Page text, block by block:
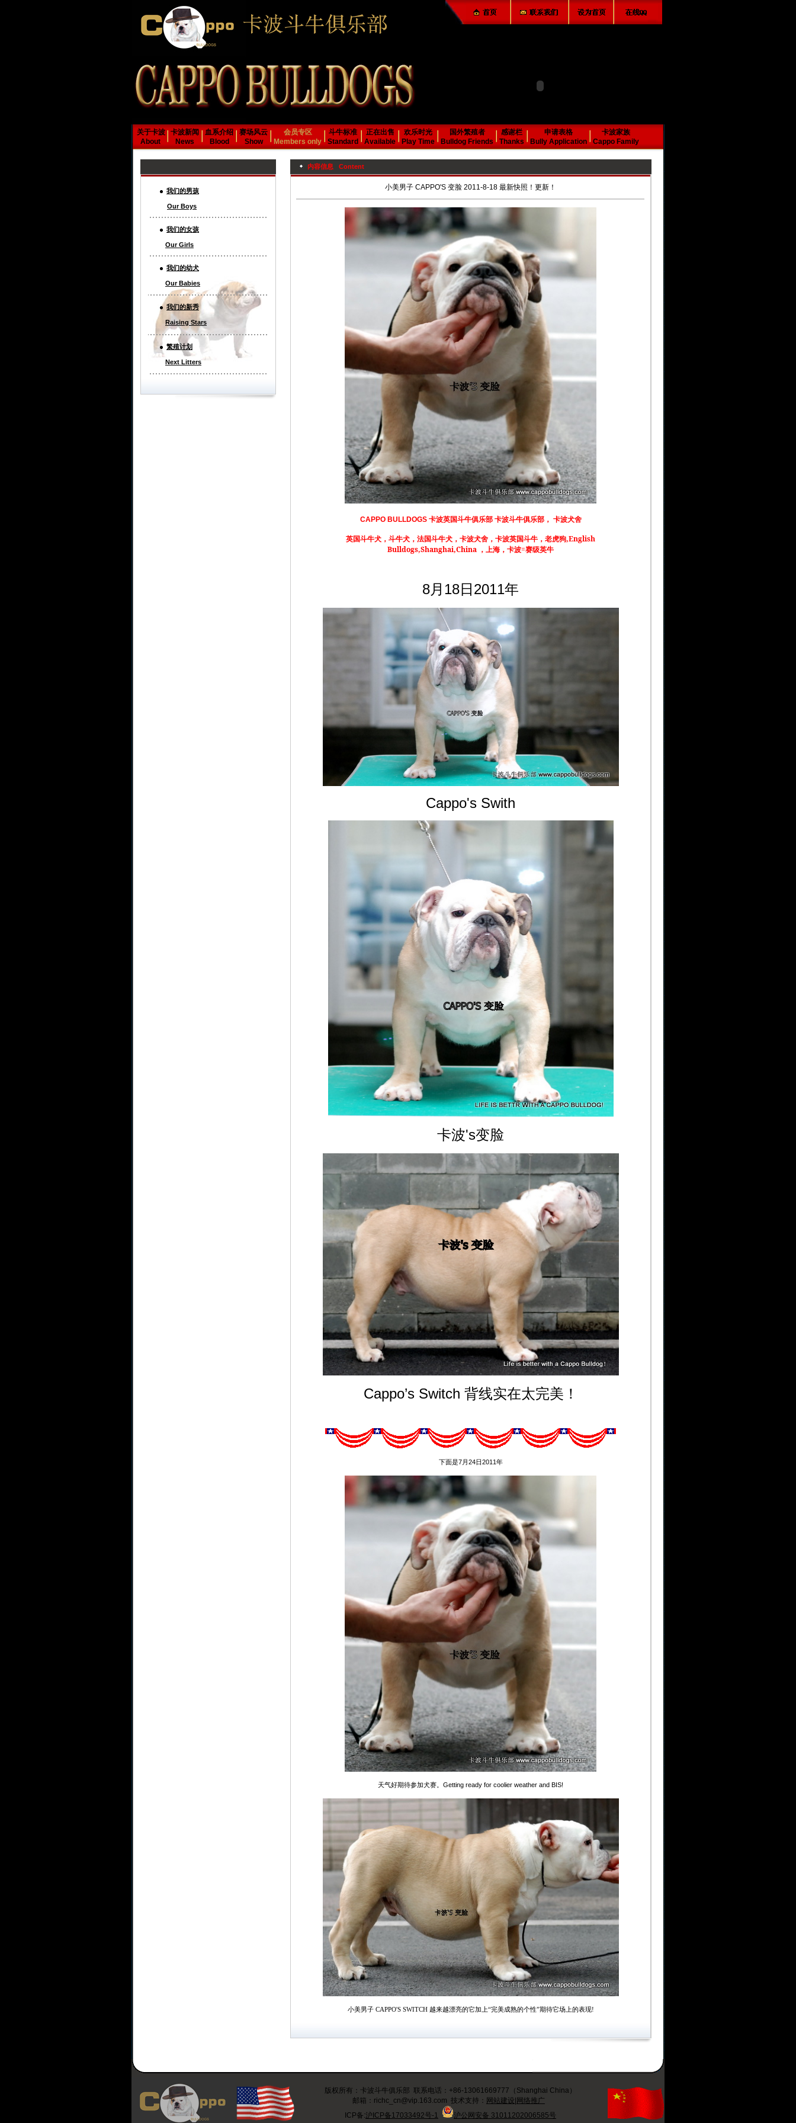
关于卡波
About
卡波新闻
News
血系介绍
Blood
赛场风云
Show
会员专区
Members only
斗牛标准
Standard
正在出售
Available
欢乐时光
Play Time
国外繁殖者
Bulldog Friends
感谢栏
Thanks
申请表格
Bully Application
卡波家族
Cappo Family
我们的男孩
Our Boys
我们的女孩
Our Girls
我们的幼犬
Our Babies
我们的新秀
Raising Stars
繁殖计划
Next Litters
内容信息 Content
小美男子 CAPPO'S 变脸 2011-8-18 最新快照！更新！
CAPPO BULLDOGS 卡波英国斗牛俱乐部 卡波斗牛俱乐部， 卡波犬舍
英国斗牛犬， 斗牛犬，法国斗牛犬，卡波犬舍， 卡波英国斗牛， 老虎狗,English
Bulldogs,Shanghai,China ，上海，卡波=赛级英牛
8月18日2011年
Cappo's Swith
卡波's变脸
Cappo’s Switch 背线实在太完美！
下面是7月24日2011年
天气好期待参加犬赛。Getting ready for coolier weather and BIS!
小美男子 CAPPO'S SWITCH 越来越漂亮的它加上“完美成熟的个性”期待它场上的表现!
版权所有：卡波斗牛俱乐部 联系电话：+86-13061669777（Shanghai China）
邮箱：richc_cn@vip.163.com 技术支持： 网站建设|网络推广
ICP备:沪ICP备17033492号-1 沪公网安备 31011202006585号